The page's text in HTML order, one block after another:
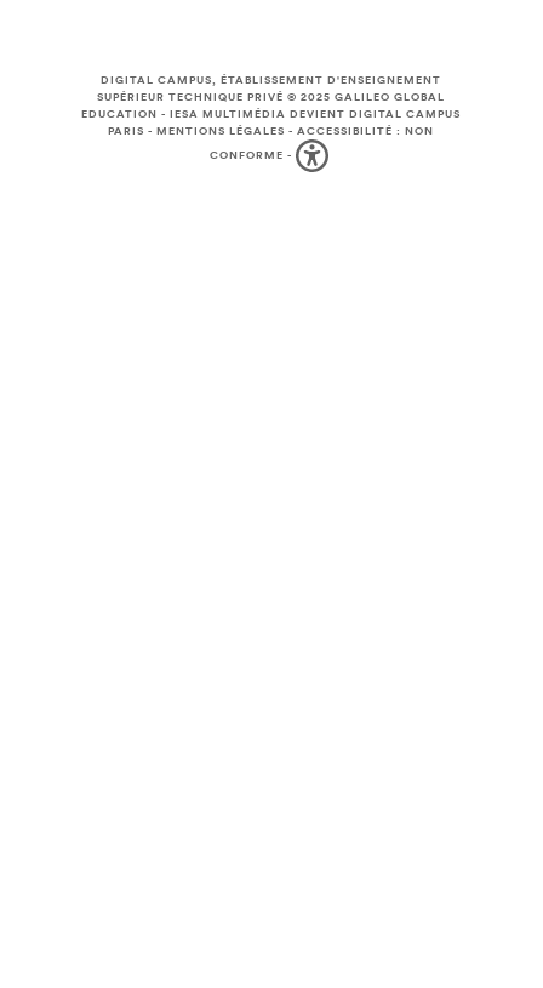
DIGITAL CAMPUS, ÉTABLISSEMENT D'ENSEIGNEMENT
SUPÉRIEUR TECHNIQUE PRIVÉ © 2025GALILEO GLOBAL
EDUCATION -IESA MULTIMÉDIA DEVIENT DIGITAL CAMPUS
PARIS -MENTIONS LÉGALES -ACCESSIBILITÉ : NON
CONFORME -